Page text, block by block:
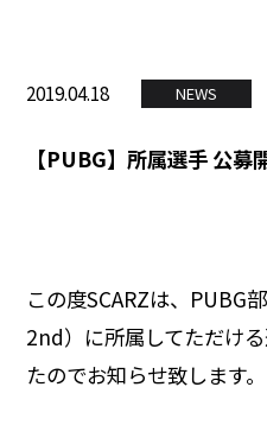
2019.04.18 NEWS
【PUBG】所属選手 公募
この度SCARZは、PUBG
2nd）に所属してただけ
たのでお知らせ致します。